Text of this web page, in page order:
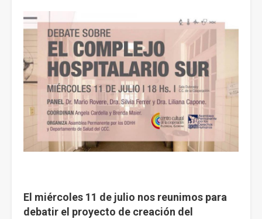
Palestina
en
Argentina
El miércoles 11 de julio nos reunimos para
debatir el proyecto de creación del